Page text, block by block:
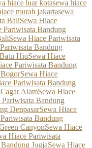
hiace luar kotasewa hiace
murah jakartasewa
BaliSewa Hiace
Pariwisata Bandung
Sewa Hiace Pariwisata
Bandung
HiuSewa Hiace
Pariwisata Bandung
Sewa Hiace
Pariwisata Bandung
AlamSewa Hiace
Pariwisata Bandung
DenpasarSewa Hiace
Bandung
CanyonSewa Hiace
Hiace Pariwisata
JogjaSewa Hiace